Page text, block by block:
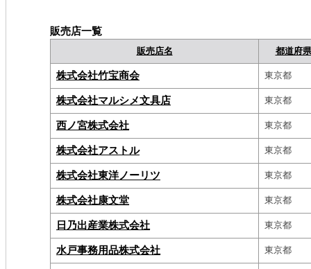
販売店一覧
販売店名 都道府県
株式会社竹宝商会 東京都
株式会社マルシメ文具店 東京都
西ノ宮株式会社 東京都
株式会社アストル 東京都
株式会社東洋ノーリツ 東京都
株式会社康文堂 東京都
日乃出産業株式会社 東京都
水戸事務用品株式会社 東京都